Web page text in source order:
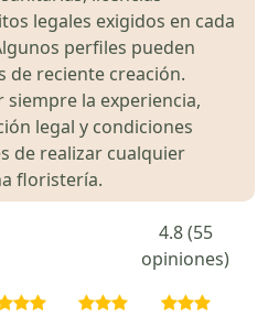
legales exigidos en cada
perfiles pueden
de reciente creación.
la experiencia,
legal y condiciones
de realizar cualquier
floristería.
4.8 (55
opiniones)